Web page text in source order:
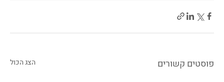
פוסטים קשורים הצג הכול